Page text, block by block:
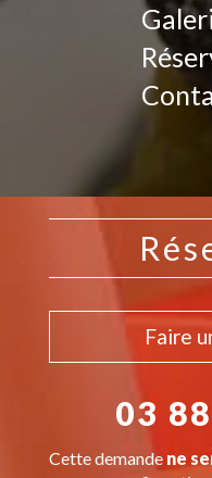
Faire
03
Cette demande ne